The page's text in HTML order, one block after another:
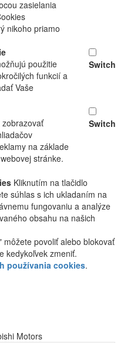
zasielania
nikoho priamo
použitie
funkcií a
Vaše
Switch
na základe
stránke.
Switch
Kliknutím na tlačidlo
súhlas s ich ukladaním na
fungovaniu a analýze
obsahu na našich
môžete povoliť alebo blokovať
kedykoľvek zmeniť.
používania cookies.
Motors